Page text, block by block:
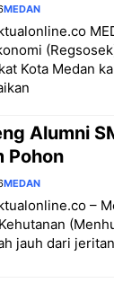
MEDAN
Kota Medan
Alumni
Pohon
MEDAN
–
jauh dari